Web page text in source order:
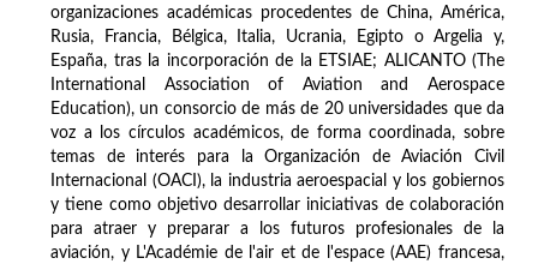
organizaciones académicas procedentes de China, América,
Rusia, Francia, Bélgica, Italia, Ucrania, Egipto o Argelia y,
España, tras la incorporación de la ETSIAE; ALICANTO (The
International Association of Aviation and Aerospace
Education), un consorcio de más de 20 universidades que da
voz a los círculos académicos, de forma coordinada, sobre
temas de interés para la Organización de Aviación Civil
Internacional (OACI), la industria aeroespacial y los gobiernos
y tiene como objetivo desarrollar iniciativas de colaboración
para atraer y preparar a los futuros profesionales de la
aviación, y L'Académie de l'air et de l'espace (AAE) francesa,